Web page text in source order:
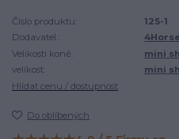
Číslo produktu:
125-1
Dodavatel.:
4Horse
Velikosti koně:
mini
velikost:
mini
Hlídat cenu / dostupnost
Do oblíbených